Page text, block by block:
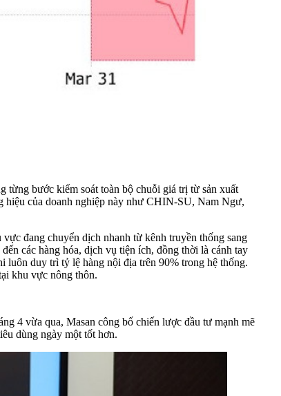
bước kiểm soát toàn bộ chuỗi giá trị từ sản xuất
hiệu của doanh nghiệp này như CHIN-SU, Nam Ngư,
đang chuyển dịch nhanh từ kênh truyền thống sang
các hàng hóa, dịch vụ tiện ích, đồng thời là cánh tay
duy trì tỷ lệ hàng nội địa trên 90% trong hệ thống.
khu vực nông thôn.
4 vừa qua, Masan công bố chiến lược đầu tư mạnh mẽ
dùng ngày một tốt hơn.